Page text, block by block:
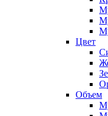
Цвет
Объем